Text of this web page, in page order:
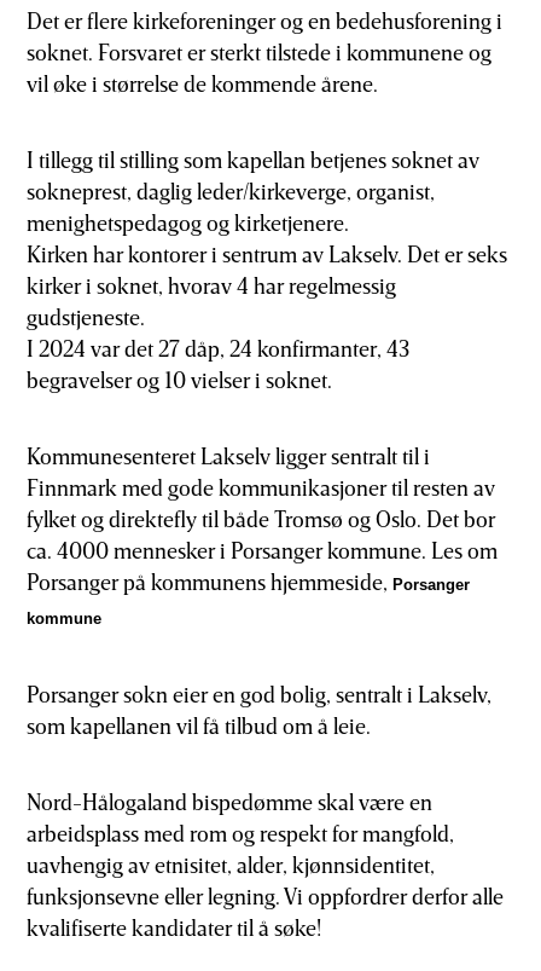
Det er flere kirkeforeninger og en bedehusforening i
soknet. Forsvaret er sterkt tilstede i kommunene og
vil øke i størrelse de kommende årene.
I tillegg til stilling som kapellan betjenes soknet av
sokneprest, daglig leder/kirkeverge, organist,
menighetspedagog og kirketjenere.
Kirken har kontorer i sentrum av Lakselv. Det er seks
kirker i soknet, hvorav 4 har regelmessig
gudstjeneste.
I 2024 var det 27 dåp, 24 konfirmanter, 43
begravelser og 10 vielser i soknet.
Kommunesenteret Lakselv ligger sentralt til i
Finnmark med gode kommunikasjoner til resten av
fylket og direktefly til både Tromsø og Oslo. Det bor
ca. 4000 mennesker i Porsanger kommune. Les om
Porsanger på kommunens hjemmeside,Porsanger
kommune
Porsanger sokn eier en god bolig, sentralt i Lakselv,
som kapellanen vil få tilbud om å leie.
Nord-Hålogaland bispedømme skal være en
arbeidsplass med rom og respekt for mangfold,
uavhengig av etnisitet, alder, kjønnsidentitet,
funksjonsevne eller legning. Vi oppfordrer derfor alle
kvalifiserte kandidater til å søke!